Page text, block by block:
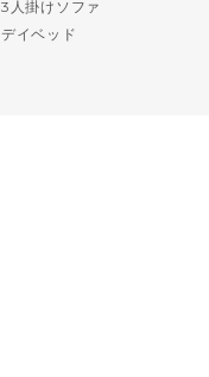
3人掛けソファ
デイベッド